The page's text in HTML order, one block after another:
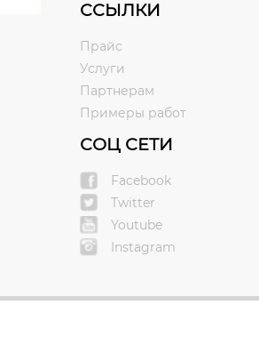
ССЫЛКИ
Прайс
Услуги
Партнерам
Примеры работ
СОЦ СЕТИ
Facebook
Twitter
Youtube
Instagram